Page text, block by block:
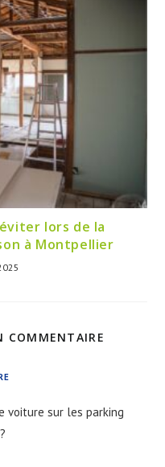
lors de la
à Montpellier
COMMENTAIRE
voiture sur les parking